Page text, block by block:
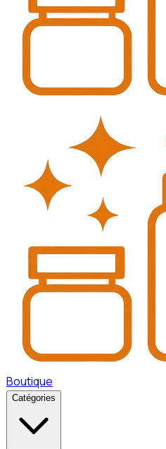
Boutique
Catégories